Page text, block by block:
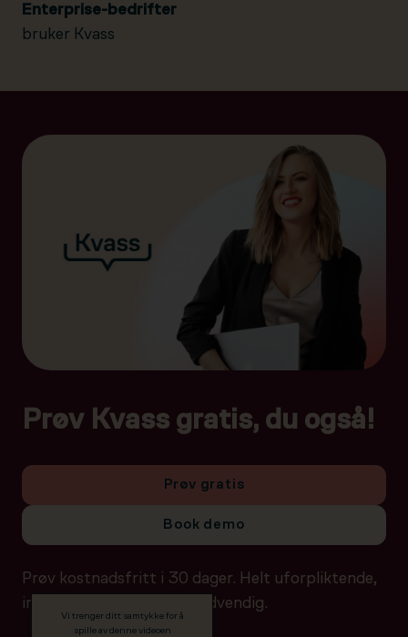
Enterprise-bedrifter
bruker Kvass
Prøv Kvass gratis, du også!
Prøv gratis
Book demo
Prøv kostnadsfritt i 30 dager. Helt uforpliktende,
ingen betalingsdetaljer nødvendig.
Vi trenger ditt samtykke for å
spille av denne videoen